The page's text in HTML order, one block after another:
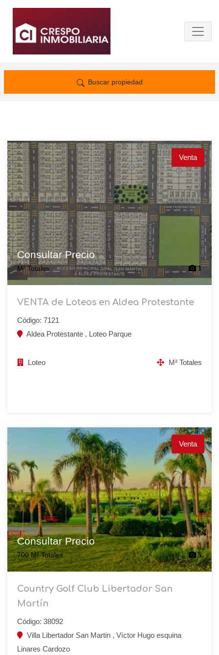
Buscar propiedad
Venta
Consultar Precio
M² Totales 1
VENTA de Loteos en Aldea Protestante
Código: 7121
Aldea Protestante , Loteo Parque
Loteo M² Totales
Venta
Consultar Precio
700 M² Totales 5
Country Golf Club Libertador San
Martín
Código: 38092
Villa Libertador San Martin , Víctor Hugo esquina
Linares Cardozo